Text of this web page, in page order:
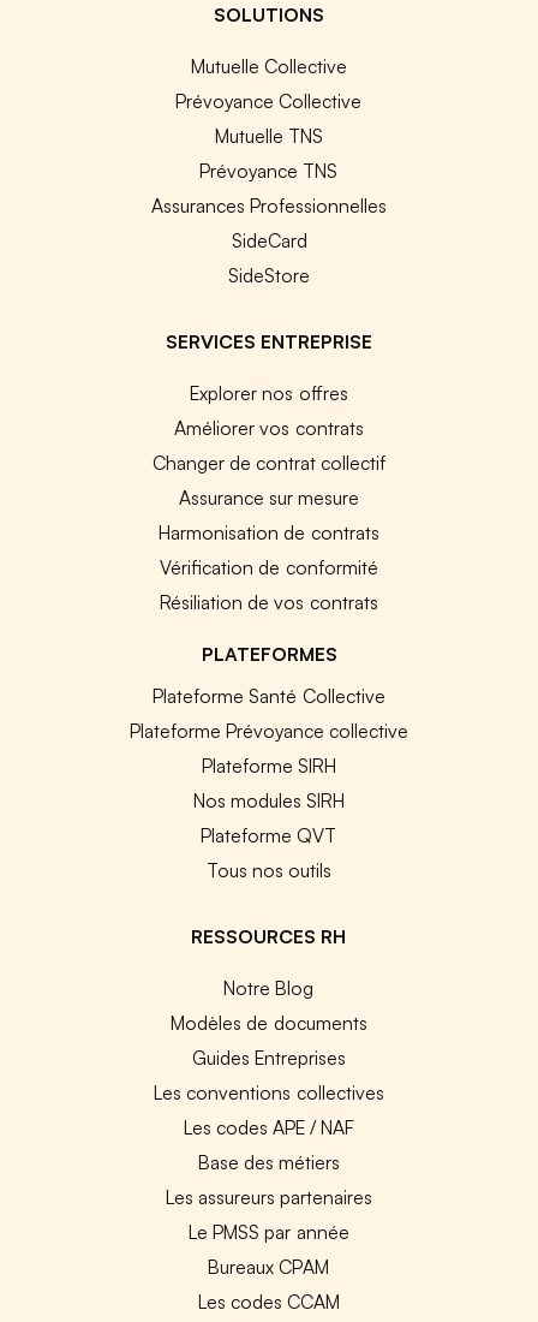
SOLUTIONS
Mutuelle Collective
Prévoyance Collective
Mutuelle TNS
Prévoyance TNS
Assurances Professionnelles
SideCard
SideStore
SERVICES ENTREPRISE
Explorer nos offres
Améliorer vos contrats
Changer de contrat collectif
Assurance sur mesure
Harmonisation de contrats
Vérification de conformité
Résiliation de vos contrats
PLATEFORMES
Plateforme Santé Collective
Plateforme Prévoyance collective
Plateforme SIRH
Nos modules SIRH
Plateforme QVT
Tous nos outils
RESSOURCES RH
Notre Blog
Modèles de documents
Guides Entreprises
Les conventions collectives
Les codes APE / NAF
Base des métiers
Les assureurs partenaires
Le PMSS par année
Bureaux CPAM
Les codes CCAM